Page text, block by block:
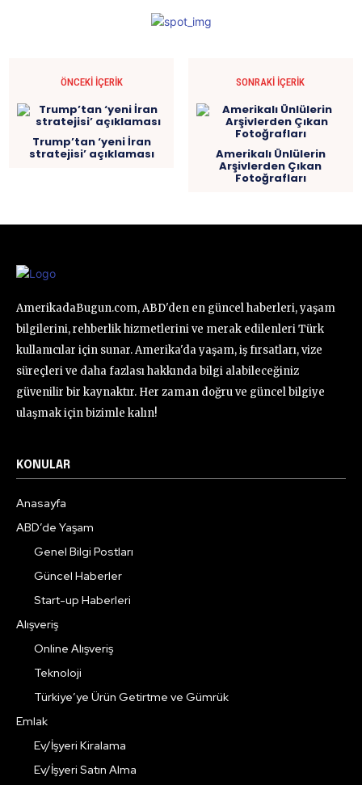
ÖNCEKI İÇERIK
Trump’tan ‘yeni İran
stratejisi’ açıklaması
SONRAKI İÇERIK
Amerikalı Ünlülerin
Arşivlerden Çıkan
Fotoğrafları
AmerikadaBugun.com, ABD'den en güncel haberleri, yaşam
bilgilerini, rehberlik hizmetlerini ve merak edilenleri Türk
kullanıcılar için sunar. Amerika'da yaşam, iş fırsatları, vize
süreçleri ve daha fazlası hakkında bilgi alabileceğiniz
güvenilir bir kaynaktır. Her zaman doğru ve güncel bilgiye
ulaşmak için bizimle kalın!
KONULAR
Anasayfa
ABD’de Yaşam
Genel Bilgi Postları
Güncel Haberler
Start-up Haberleri
Alışveriş
Online Alışveriş
Teknoloji
Türkiye’ye Ürün Getirtme ve Gümrük
Emlak
Ev/İşyeri Kiralama
Ev/İşyeri Satın Alma